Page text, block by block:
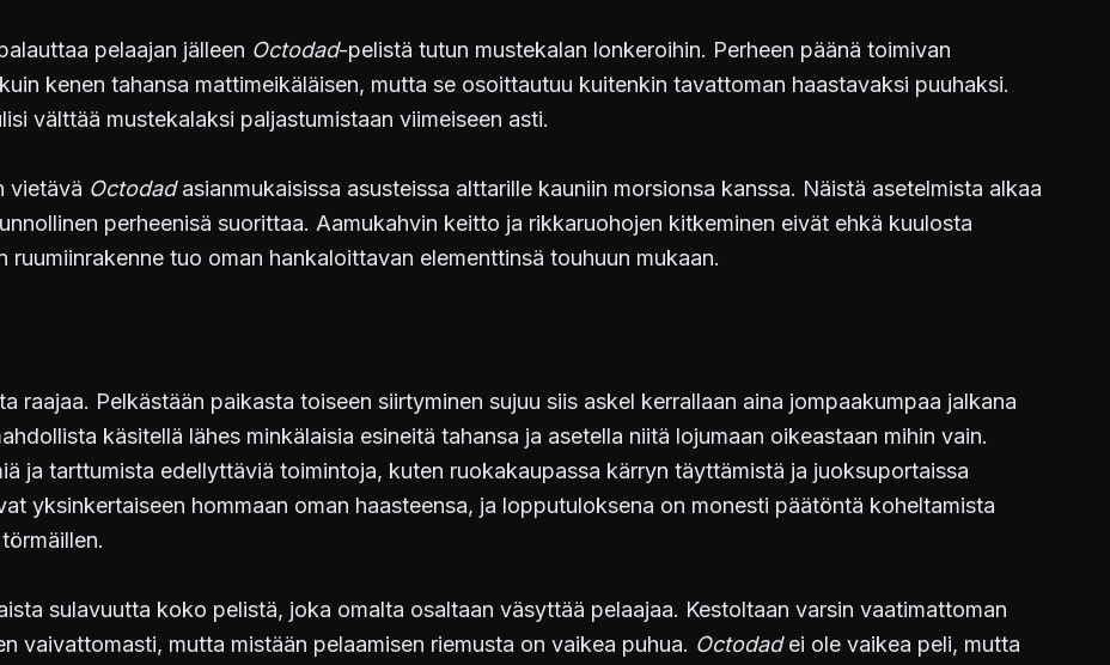
pelaajan jälleen Octodad-pelistä tutun mustekalan lonkeroihin. Perheen päänä toimivan
kenen tahansa mattimeikäläisen, mutta se osoittautuu kuitenkin tavattoman haastavaksi puuhaksi.
välttää mustekalaksi paljastumistaan viimeiseen asti.
vietävä Octodadasianmukaisissa asusteissa alttarille kauniin morsionsa kanssa. Näistä asetelmista alkaa
perheenisä suorittaa. Aamukahvin keitto ja rikkaruohojen kitkeminen eivät ehkä kuulosta
tuo oman hankaloittavan elementtinsä touhuun mukaan.
raajaa. Pelkästään paikasta toiseen siirtyminen sujuu siis askel kerrallaan aina jompaakumpaa jalkana
käsitellä lähes minkälaisia esineitä tahansa ja asetella niitä lojumaan oikeastaan mihin vain.
ja tarttumista edellyttäviä toimintoja, kuten ruokakaupassa kärryn täyttämistä ja juoksuportaissa
yksinkertaiseen hommaan oman haasteensa, ja lopputuloksena on monesti päätöntä koheltamista
sulavuutta koko pelistä, joka omalta osaltaan väsyttää pelaajaa. Kestoltaan varsin vaatimattoman
vaivattomasti, mutta mistään pelaamisen riemusta on vaikea puhua. Octodadei ole vaikea peli, mutta